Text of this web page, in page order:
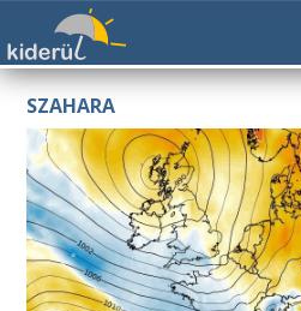
SZAHARA